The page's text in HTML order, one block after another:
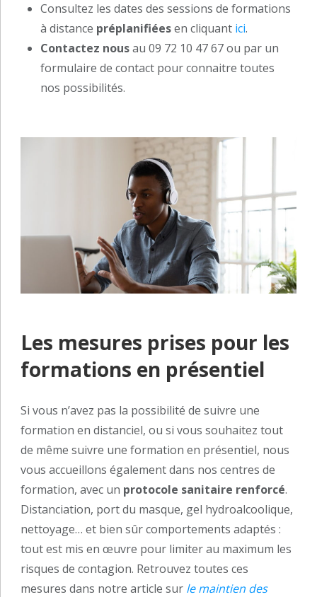
Consultez les dates des sessions de formations
à distance préplanifiéesen cliquant ici.
Contactez nousau 09 72 10 47 67 ou par un
formulaire de contact pour connaitre toutes
nos possibilités.
Les mesures prises pour les
formations en présentiel
Si vous n’avez pas la possibilité de suivre une
formation en distanciel, ou si vous souhaitez tout
de même suivre une formation en présentiel, nous
vous accueillons également dans nos centres de
formation, avec un protocole sanitaire renforcé.
Distanciation, port du masque, gel hydroalcoolique,
nettoyage… et bien sûr comportements adaptés :
tout est mis en œuvre pour limiter au maximum les
risques de contagion. Retrouvez toutes ces
mesures dans notre article sur le maintien des